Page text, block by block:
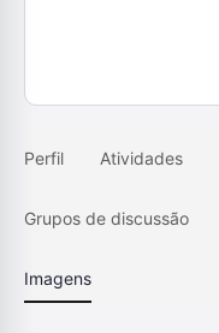
Perfil Atividades
Grupos de discussão
Imagens